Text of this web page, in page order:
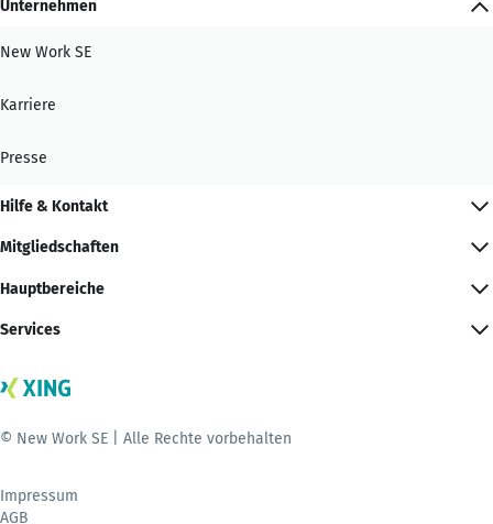
Unternehmen
New Work SE
Karriere
Presse
Hilfe & Kontakt
Mitgliedschaften
Hauptbereiche
Services
© New Work SE | Alle Rechte vorbehalten
Impressum
AGB